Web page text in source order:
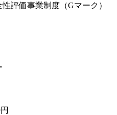
評価事業制度（Gマーク）